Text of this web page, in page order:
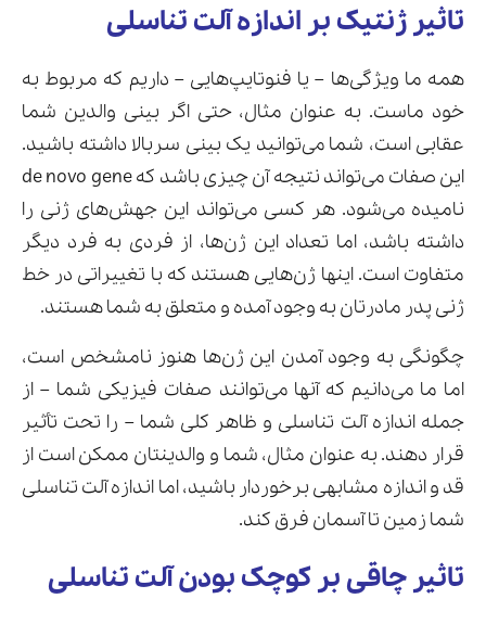
تاثیر ژنتیک بر اندازه آلت تناسلی
همه ما ویژگی‌ها – یا فنوتایپ‌هایی – داریم که مربوط به
خود ماست. به عنوان مثال، حتی اگر بینی والدین شما
عقابی است، شما می‌توانید یک بینی سربالا داشته باشید.
این صفات می‌تواند نتیجه آن چیزی باشد که de novo gene
نامیده می‌شود. هر کسی می‌تواند این جهش‌های ژنی را
داشته باشد، اما تعداد این ژن‌ها، از فردی به فرد دیگر
متفاوت است. اینها ژن‌هایی هستند که با تغییراتی در خط
ژنی پدر مادرتان به وجود آمده و متعلق به شما هستند.
چگونگی به وجود آمدن این ژن‌ها هنوز نامشخص است،
اما ما می‌دانیم که آنها می‌توانند صفات فیزیکی شما – از
جمله اندازه آلت تناسلی و ظاهر کلی شما – را تحت تأثیر
قرار دهند. به عنوان مثال، شما و والدینتان ممکن است از
قد و اندازه مشابهی برخوردار باشید، اما اندازه آلت تناسلی
شما زمین تا آسمان فرق کند.
تاثیر چاقی بر کوچک بودن آلت تناسلی